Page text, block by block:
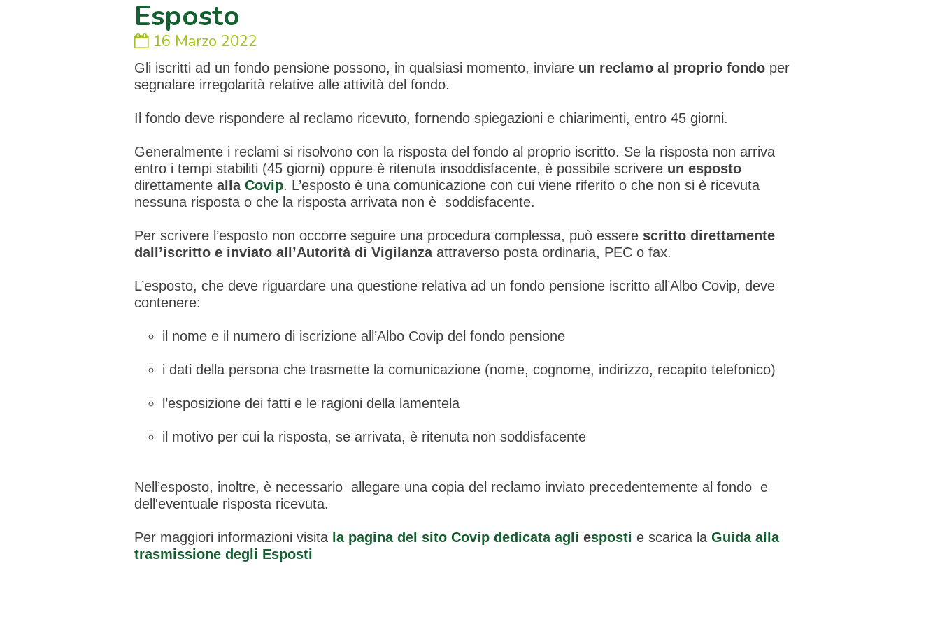
Esposto
16 Marzo 2022
Gli iscritti ad un fondo pensione possono, in qualsiasi momento, inviare un reclamo al proprio fondo per
segnalare irregolarità relative alle attività del fondo.
Il fondo deve rispondere al reclamo ricevuto, fornendo spiegazioni e chiarimenti, entro 45 giorni.
Generalmente i reclami si risolvono con la risposta del fondo al proprio iscritto. Se la risposta non arriva
entro i tempi stabiliti (45 giorni) oppure è ritenuta insoddisfacente, è possibile scrivere un esposto
direttamente alla Covip. L’esposto è una comunicazione con cui viene riferito o che non si è ricevuta
nessuna risposta o che la risposta arrivata non è soddisfacente.
Per scrivere l’esposto non occorre seguire una procedura complessa, può essere scritto direttamente
dall’iscritto e inviato all’Autorità di Vigilanzaattraverso posta ordinaria, PEC o fax.
L’esposto, che deve riguardare una questione relativa ad un fondo pensione iscritto all’Albo Covip, deve
contenere:
il nome e il numero di iscrizione all’Albo Covip del fondo pensione
i dati della persona che trasmette la comunicazione (nome, cognome, indirizzo, recapito telefonico)
l’esposizione dei fatti e le ragioni della lamentela
il motivo per cui la risposta, se arrivata, è ritenuta non soddisfacente
Nell’esposto, inoltre, è necessario allegare una copia del reclamo inviato precedentemente al fondo e
dell'eventuale risposta ricevuta.
Per maggiori informazioni visita la pagina del sito Covip dedicata agli esposti e scarica la Guida alla
trasmissione degli Esposti